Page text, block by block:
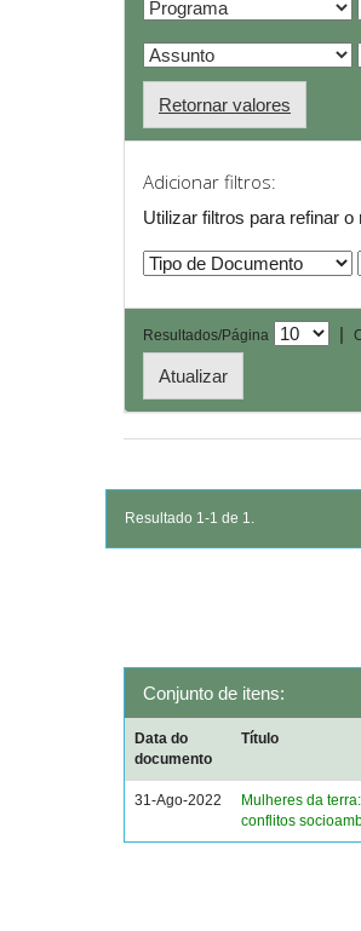
Retornar valores
Adicionar filtros:
Utilizar filtros para refinar
Resultados/Página |
Resultado 1-1 de 1.
Conjunto de itens:
Data do
documento
Título
31-Ago-2022
Mulheres da
conflitos